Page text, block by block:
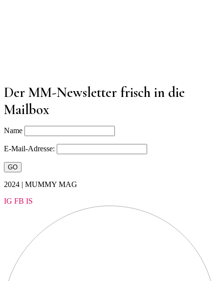
Der MM-Newsletter frisch in die
Mailbox
Name
E-Mail-Adresse:
2024 | MUMMY MAG
IG FB IS